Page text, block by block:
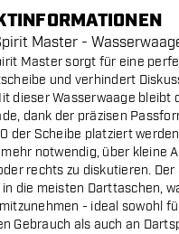
Master -
Master sorgt für eine
und verhindert
dieser Wasserwaage bleibt
dank der präzisen
der Scheibe platziert
notwendig, über kleine
rechts zu diskutieren.
die meisten Darttaschen,
- ideal sowohl
Gebrauch als auch an